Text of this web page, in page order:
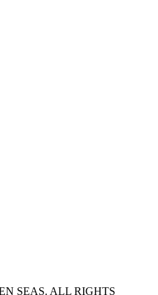
SEAS. ALL RIGHTS